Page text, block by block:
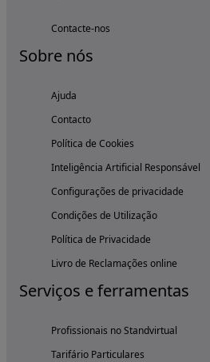
Contacte-nos
Sobre nós
Ajuda
Contacto
Política de Cookies
Inteligência Artificial Responsável
Configurações de privacidade
Condições de Utilização
Política de Privacidade
Livro de Reclamações online
Serviços e ferramentas
Profissionais no Standvirtual
Tarifário Particulares